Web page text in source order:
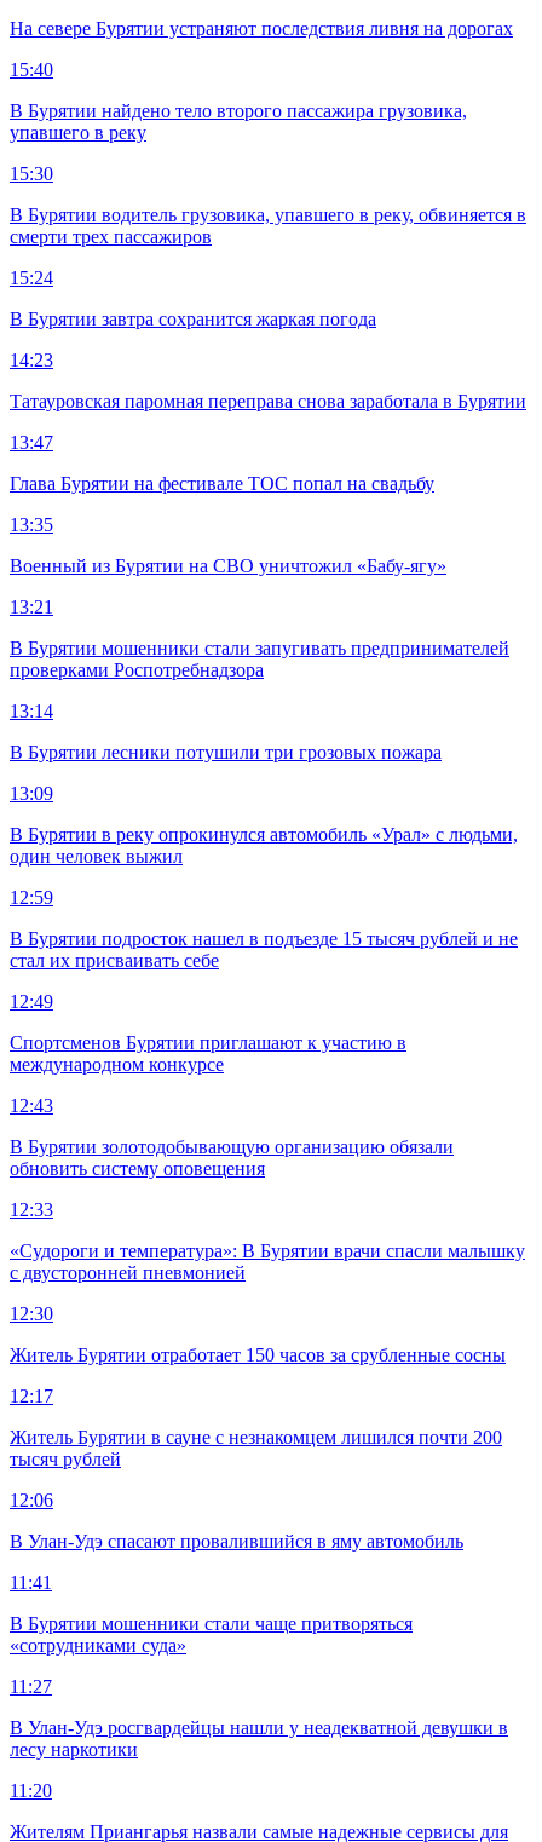
На севере Бурятии устраняют последствия ливня на дорогах
15:40
В Бурятии найдено тело второго пассажира грузовика,
упавшего в реку
15:30
В Бурятии водитель грузовика, упавшего в реку, обвиняется в
смерти трех пассажиров
15:24
В Бурятии завтра сохранится жаркая погода
14:23
Татауровская паромная переправа снова заработала в Бурятии
13:47
Глава Бурятии на фестивале ТОС попал на свадьбу
13:35
Военный из Бурятии на СВО уничтожил «Бабу-ягу»
13:21
В Бурятии мошенники стали запугивать предпринимателей
проверками Роспотребнадзора
13:14
В Бурятии лесники потушили три грозовых пожара
13:09
В Бурятии в реку опрокинулся автомобиль «Урал» с людьми,
один человек выжил
12:59
В Бурятии подросток нашел в подъезде 15 тысяч рублей и не
стал их присваивать себе
12:49
Спортсменов Бурятии приглашают к участию в
международном конкурсе
12:43
В Бурятии золотодобывающую организацию обязали
обновить систему оповещения
12:33
«Судороги и температура»: В Бурятии врачи спасли малышку
с двусторонней пневмонией
12:30
Житель Бурятии отработает 150 часов за срубленные сосны
12:17
Житель Бурятии в сауне с незнакомцем лишился почти 200
тысяч рублей
12:06
В Улан-Удэ спасают провалившийся в яму автомобиль
11:41
В Бурятии мошенники стали чаще притворяться
«сотрудниками суда»
11:27
В Улан-Удэ росгвардейцы нашли у неадекватной девушки в
лесу наркотики
11:20
Жителям Приангарья назвали самые надежные сервисы для